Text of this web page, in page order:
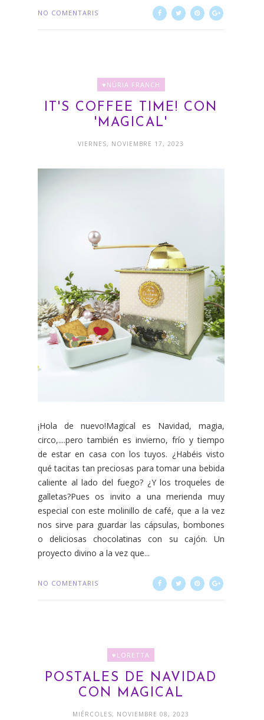
NO COMENTARIS
♥NÚRIA FRANCH
IT'S COFFEE TIME! CON
'MAGICAL'
VIERNES, NOVIEMBRE 17, 2023
¡Hola de nuevo!Magical es Navidad, magia,
circo,....pero también es invierno, frío y tiempo
de estar en casa con los tuyos. ¿Habéis visto
qué tacitas tan preciosas para tomar una bebida
caliente al lado del fuego? ¿Y los troqueles de
galletas?Pues os invito a una merienda muy
especial con este molinillo de café, que a la vez
nos sirve para guardar las cápsulas, bombones
o deliciosas chocolatinas con su cajón. Un
proyecto divino a la vez que...
NO COMENTARIS
♥LORETTA
POSTALES DE NAVIDAD
CON MAGICAL
MIÉRCOLES, NOVIEMBRE 08, 2023